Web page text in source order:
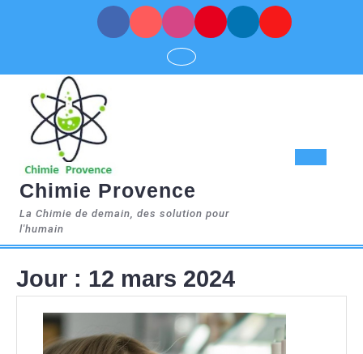
Chimie Provence
La Chimie de demain, des solution pour
l'humain
Jour : 12 mars 2024